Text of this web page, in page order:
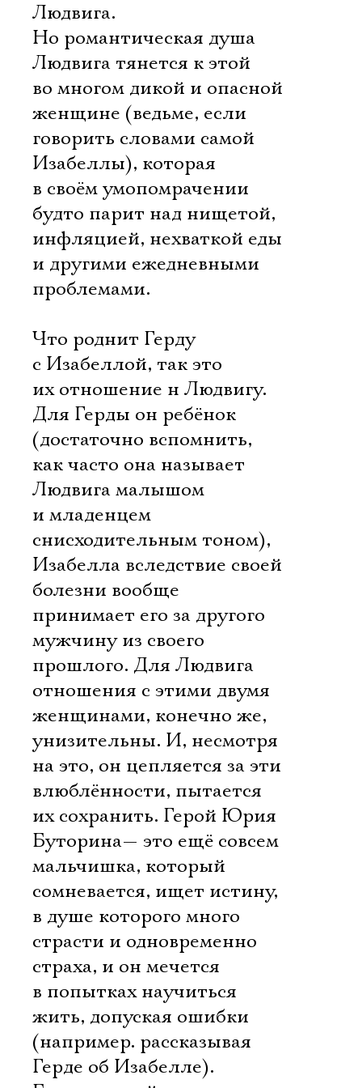
Людвига.
Но романтическая душа
Людвига тянется к этой
во многом дикой и опасной
женщине (ведьме, если
говорить словами самой
Изабеллы), которая
в своём умопомрачении
будто парит над нищетой,
инфляцией, нехваткой еды
и другими ежедневными
проблемами.
Что роднит Герду
с Изабеллой, так это
их отношение н Людвигу.
Для Герды он ребёнок
(достаточно вспомнить,
как часто она называет
Людвига малышом
и младенцем
снисходительным тоном),
Изабелла вследствие своей
болезни вообще
принимает его за другого
мужчину из своего
прошлого. Для Людвига
отношения с этими двумя
женщинами, конечно же,
унизительны. И, несмотря
на это, он цепляется за эти
влюблённости, пытается
их сохранить. Герой Юрия
Буторина— это ещё совсем
мальчишка, который
сомневается, ищет истину,
в душе которого много
страсти и одновременно
страха, и он мечется
в попытках научиться
жить, допуская ошибки
(например. рассказывая
Герде об Изабелле).